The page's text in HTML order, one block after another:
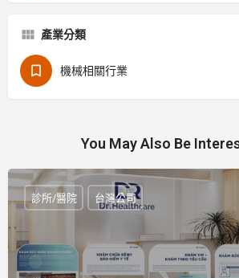
產業分類
機械相關行業
You May Also Be
診所/醫院 台灣公司